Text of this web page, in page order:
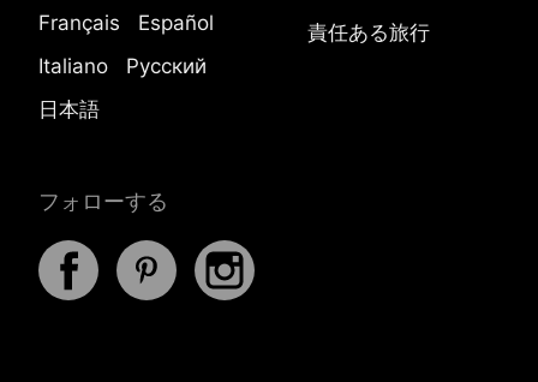
Français
Español
Italiano
Русский
日本語
フォローする
責任ある旅行